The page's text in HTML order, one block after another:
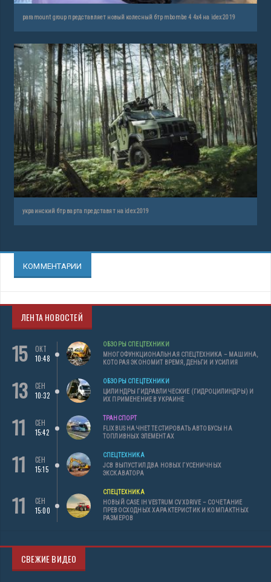
paramount group представляет новый колесный бтр mbombe 4 4х4 на idex 2019
украинский бтр варта представят на idex 2019
КОММЕНТАРИИ
ЛЕНТА НОВОСТЕЙ
15
ОКТ
10:48
ОБЗОРЫ СПЕЦТЕХНИКИ
МНОГОФУНКЦИОНАЛЬНАЯ СПЕЦТЕХНИКА – МАШИНА,
КОТОРАЯ ЭКОНОМИТ ВРЕМЯ, ДЕНЬГИ И УСИЛИЯ
13
СЕН
10:32
ОБЗОРЫ СПЕЦТЕХНИКИ
ЦИЛИНДРЫ ГИДРАВЛИЧЕСКИЕ (ГИДРОЦИЛИНДРЫ) И
ИХ ПРИМЕНЕНИЕ В УКРАИНЕ
11
СЕН
15:42
ТРАНСПОРТ
FLIXBUS НАЧНЕТ ТЕСТИРОВАТЬ АВТОБУСЫ НА
ТОПЛИВНЫХ ЭЛЕМЕНТАХ
11
СЕН
15:15
СПЕЦТЕХНИКА
JCB ВЫПУСТИЛ ДВА НОВЫХ ГУСЕНИЧНЫХ
ЭКСКАВАТОРА
11
СЕН
15:00
СПЕЦТЕХНИКА
НОВЫЙ CASE IH VESTRUM CVXDRIVE – СОЧЕТАНИЕ
ПРЕВОСХОДНЫХ ХАРАКТЕРИСТИК И КОМПАКТНЫХ
РАЗМЕРОВ
СВЕЖИЕ ВИДЕО